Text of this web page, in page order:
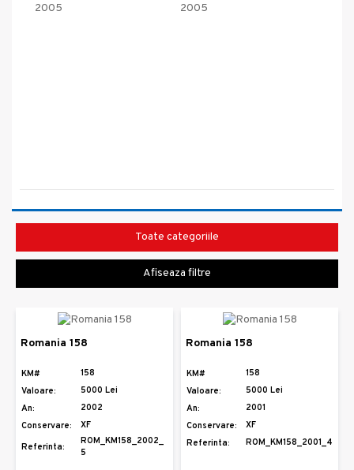
Toate categoriile
Afiseaza filtre
Romania 158
KM#
158
Valoare:
5000 Lei
An:
2002
Conservare:
XF
Referinta:
ROM_KM158_2002_
5
Romania 158
KM#
158
Valoare:
5000 Lei
An:
2001
Conservare:
XF
Referinta:
ROM_KM158_2001_4